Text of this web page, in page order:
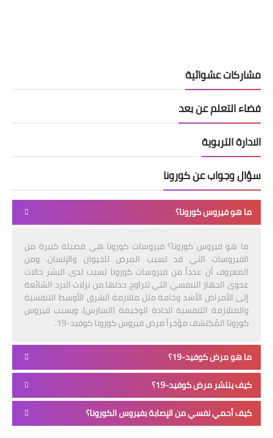
مشاركات عشوائية
فضاء التعلم عن بعد
الادارة التربوية
سؤال وجواب عن كورونا
ما هو فيروس كورونا؟
ما هو فيروس كورونا؟ فيروسات كورونا هي فصيلة كبيرة من
الفيروسات التي قد تسبب المرض للحيوان والإنسان. ومن
المعروف أن عدداً من فيروسات كورونا تسبب لدى البشر حالات
عدوى الجهاز التنفسي التي تتراوح حدتها من نزلات البرد الشائعة
إلى الأمراض الأشد وخامة مثل متلازمة الشرق الأوسط التنفسية
والمتلازمة التنفسية الحادة الوخيمة (السارس). ويسبب فيروس
كورونا المُكتشف مؤخراً مرض فيروس كورونا كوفيد-19.
ما هو مرض كوفيد-19؟
كيف ينتشر مرض كوفيد-19؟
كيف أحمي نفسي من الإصابة بفيروس الكورونا؟